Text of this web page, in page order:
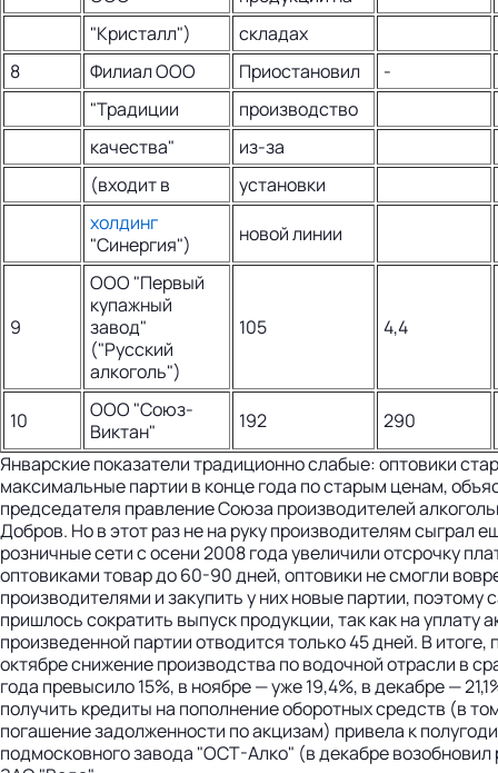
"Кристалл")
складах
8
Филиал ООО Приостановил
-
"Традиции
производство
качества"
из-за
(входит в
установки
холдинг
"Синергия")
новой линии
9
ООО "Первый
купажный
завод"
("Русский
алкоголь")
105 4,4
10
ООО "Союз-
Виктан"
192
290
Январские показатели традиционно слабые: оптовики
максимальные партии в конце года по старым ценам,
председателя правление Союза производителей
Добров. Но в этот раз не на руку производителям сыграл
розничные сети с осени 2008 года увеличили отсрочку
оптовиками товар до 60-90 дней, оптовики не смогли
производителями и закупить у них новые партии,
пришлось сократить выпуск продукции, так как на уплату
произведенной партии отводится только 45 дней. В
октябре снижение производства по водочной отрасли в
года превысило 15%, в ноябре — уже 19,4%, в декабре —
получить кредиты на пополнение оборотных средств (в
погашение задолженности по акцизам) привела к
подмосковного завода "ОСТ-Алко" (в декабре возобновил